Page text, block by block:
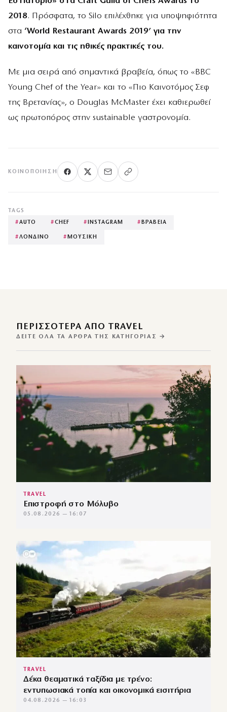
2018. Πρόσφατα, το Silo επιλέχθηκε για υποψηφιότητα
στα ‘World Restaurant Awards 2019’ για την
καινοτομία και τις ηθικές πρακτικές του.
Με μια σειρά από σημαντικά βραβεία, όπως το «BBC
Young Chef of the Year» και το «Πιο Καινοτόμος Σεφ
της Βρετανίας», ο Douglas McMaster έχει καθιερωθεί
ως πρωτοπόρος στην sustainable γαστρονομία.
ΚΟΙΝΟΠΟΊΗΣΗ
TAGS
#AUTO #CHEF #INSTAGRAM #ΒΡΑΒΕΙΑ
#ΛΟΝΔΙΝΟ #ΜΟΥΣΙΚΗ
ΠΕΡΙΣΣΌΤΕΡΑ ΑΠΌ TRAVEL
ΔΕΊΤΕ ΌΛΑ ΤΑ ΆΡΘΡΑ ΤΗΣ ΚΑΤΗΓΟΡΊΑΣ →
TRAVEL
Επιστροφή στο Μόλυβο
05.08.2026 — 16:07
TRAVEL
Δέκα θεαματικά ταξίδια με τρένο:
εντυπωσιακά τοπία και οικονομικά εισιτήρια
04.08.2026 — 16:03